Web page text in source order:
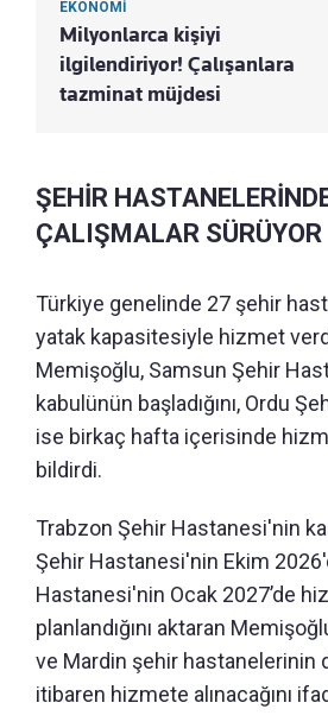
EKONOMİ
Milyonlarca kişiyi
ilgilendiriyor! Çalışanlara
tazminat müjdesi
ŞEHİR
ÇALIŞMALAR SÜRÜYOR
Türkiye genelinde 27 şehir
yatak kapasitesiyle hizmet
Memişoğlu, Samsun Şehir
kabulünün başladığını, Ordu
ise birkaç hafta içerisinde
bildirdi.
Trabzon Şehir Hastanesi'nin
Şehir Hastanesi'nin Ekim
Hastanesi'nin Ocak 2027’de
planlandığını aktaran
ve Mardin şehir hastanelerinin
itibaren hizmete alınacağını